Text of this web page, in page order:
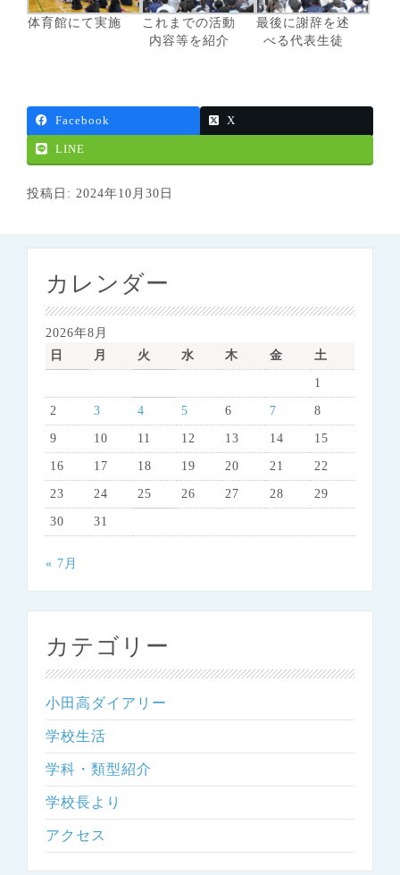
体育館にて実施
これまでの活動
内容等を紹介
最後に謝辞を述
べる代表生徒
Facebook X
LINE
投稿日: 2024年10月30日
カレンダー
2026年8月
日
月 火 水 木 金 土
1
2 3 4 5 6 7 8
9 10 11 12 13 14 15
16 17 18 19 20 21 22
23 24 25 26 27 28 29
30 31
« 7月
カテゴリー
小田高ダイアリー
学校生活
学科・類型紹介
学校長より
アクセス